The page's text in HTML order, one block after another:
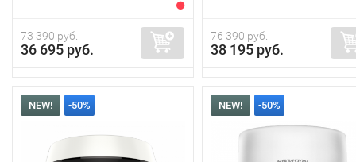
73 390 руб.
36 695 руб.
76 390 руб.
38 195 руб.
NEW! -50% NEW! -50%